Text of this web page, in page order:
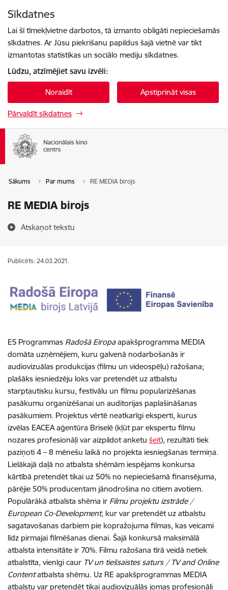
Sīkdatnes
Lai šī tīmekļvietne darbotos, tā izmanto obligāti nepieciešamās
sīkdatnes. Ar Jūsu piekrišanu papildus šajā vietnē var tikt
izmantotas statistikas un sociālo mediju sīkdatnes.
Lūdzu, atzīmējiet savu izvēli:
Noraidīt Apstiprināt visas
Pārvaldīt sīkdatnes
Sākums Par mums RE MEDIA birojs
RE MEDIA birojs
Atskaņot tekstu
Publicēts: 24.03.2021.
ES Programmas Radošā Eiropaapakšprogramma MEDIA
domāta uzņēmējiem, kuru galvenā nodarbošanās ir
audiovizuālas produkcijas (filmu un videospēļu) ražošana;
plašāks iesniedzēju loks var pretendēt uz atbalstu
starptautisku kursu, festivālu un filmu popularizēšanas
pasākumu organizēšanai un auditorijas paplašināšanas
pasākumiem. Projektus vērtē neatkarīgi eksperti, kurus
izvēlas EACEA aģentūra Briselē (kļūt par ekspertu filmu
nozares profesionāļi var aizpildot anketu šeit), rezultāti tiek
paziņoti 4 – 8 mēnešu laikā no projekta iesniegšanas termiņa.
Lielākajā daļā no atbalsta shēmām iespējams konkursa
kārtībā pretendēt tikai uz 50% no nepieciešamā finansējuma,
pārējie 50% producentam jānodrošina no citiem avotiem.
Populārākā atbalsta shēma ir Filmu projektu izstrāde /
European Co-Development, kur var pretendēt uz atbalstu
sagatavošanas darbiem pie kopražojuma filmas, kas veicami
līdz pirmajai filmēšanas dienai. Šajā konkursā maksimālā
atbalsta intensitāte ir 70%. Filmu ražošana tīrā veidā netiek
atbalstīta, vienīgi caur TV un tiešsaistes saturs / TV and Online
Contentatbalsta shēmu. Uz RE apakšprogrammas MEDIA
atbalstu var pretendēt tikai audiovizuālās jomas profesionāļi